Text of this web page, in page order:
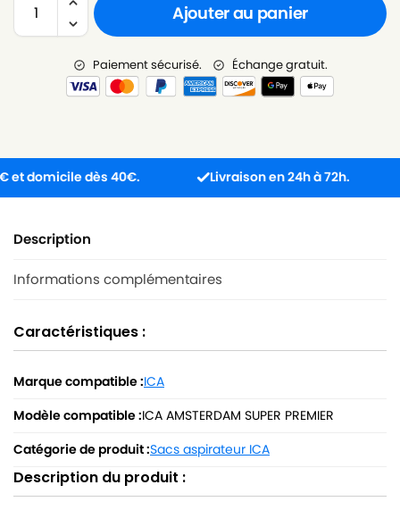
Ajouter au panier
Paiement sécurisé. Échange gratuit.
dès 40€. Livraison en 24h à 72h.
Description
Informations complémentaires
Caractéristiques :
Marque compatible :ICA
Modèle compatible :ICA AMSTERDAM SUPER PREMIER
Catégorie de produit :Sacs aspirateur ICA
Description du produit :